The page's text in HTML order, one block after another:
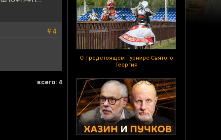
О предстоящем Турнире Святого
Георгия
# 4
всего: 4